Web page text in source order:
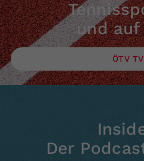
und
ÖTV TV
Der